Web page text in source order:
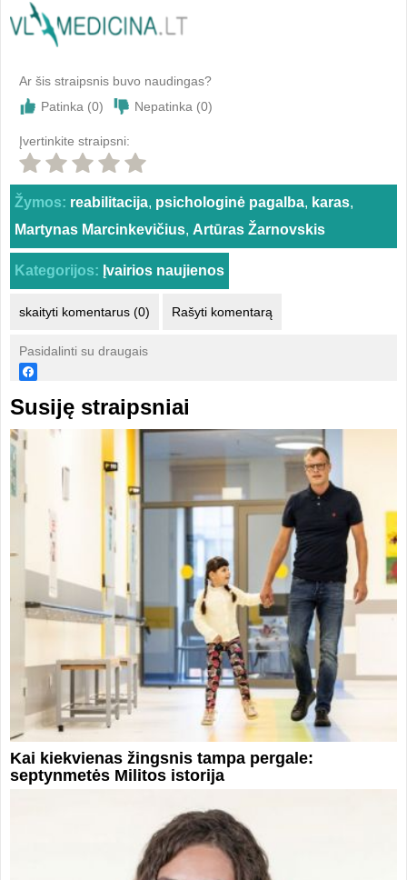
Ar šis straipsnis buvo naudingas?
Patinka (0) Nepatinka (0)
Įvertinkite straipsni:
Žymos: reabilitacija, psichologinė pagalba, karas,
Martynas Marcinkevičius, Artūras Žarnovskis
Kategorijos: Įvairios naujienos
skaityti komentarus (0) Rašyti komentarą
Pasidalinti su draugais
Susiję straipsniai
Kai kiekvienas žingsnis tampa pergale:
septynmetės Militos istorija